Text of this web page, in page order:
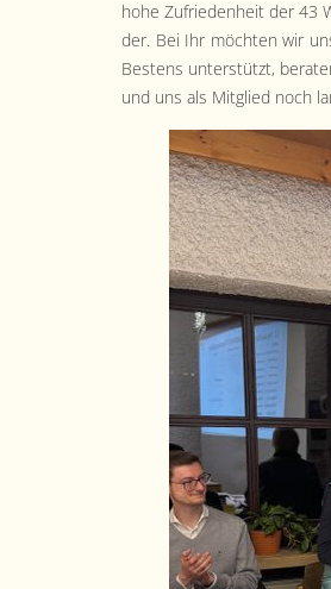
hohe Zufrieden­heit der 43
der. Bei Ihr möcht­en wir
Bestens unter­stützt,
und uns als Mit­glied noch